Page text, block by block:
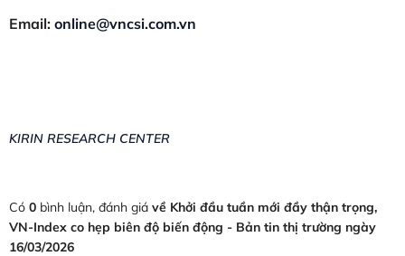
Email: online@vncsi.com.vn
KIRIN RESEARCH CENTER
Có 0 bình luận, đánh giá về Khởi đầu tuần mới đầy thận trọng,
VN-Index co hẹp biên độ biến động - Bản tin thị trường ngày
16/03/2026